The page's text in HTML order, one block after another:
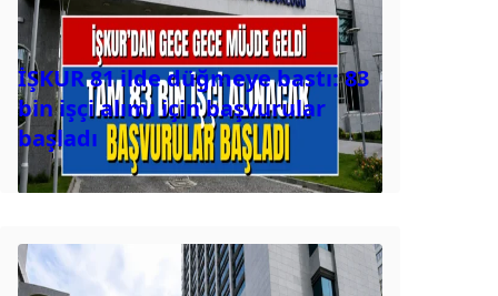
İŞKUR 81 ilde düğmeye bastı: 83
bin işçi alımı için başvurular
başladı